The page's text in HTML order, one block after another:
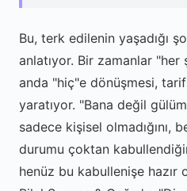
Bu, terk edilenin yaşadığı
anlatıyor. Bir zamanlar
anda "hiç"e dönüşmesi,
yaratıyor. "Bana değil
sadece kişisel olmadığını,
durumu çoktan
henüz bu kabullenişe hazır